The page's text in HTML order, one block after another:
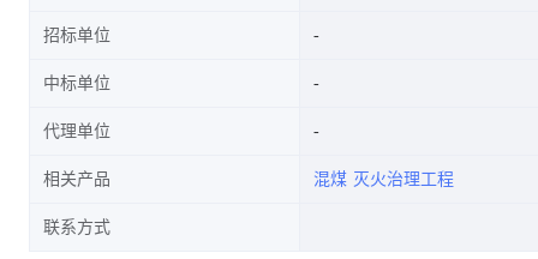
招标单位
中标单位
代理单位
相关产品 混煤 灭火治理工程
联系方式